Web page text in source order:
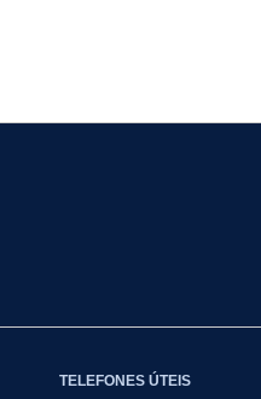
TELEFONES ÚTEIS